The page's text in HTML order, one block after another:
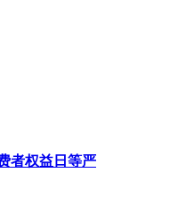
者权益日等严